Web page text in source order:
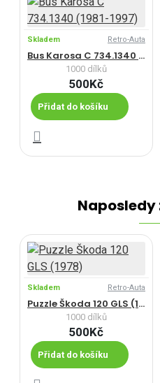
Skladem Retro-Auta
Bus Karosa C 734.1340 (1981-1997)
1000 dílků
500Kč
Přidat do košíku
Naposledy
Skladem Retro-Auta
Puzzle Škoda 120 GLS (1978)
1000 dílků
500Kč
Přidat do košíku